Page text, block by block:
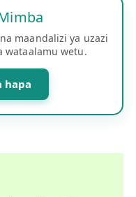
maandalizi ya uzazi
wataalamu wetu.
hapa